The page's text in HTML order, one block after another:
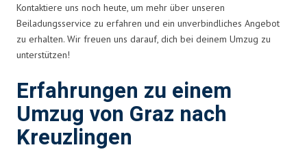
Kontaktiere uns noch heute, um mehr über unseren
Beiladungsservice zu erfahren und ein unverbindliches Angebot
zu erhalten. Wir freuen uns darauf, dich bei deinem Umzug zu
unterstützen!
Erfahrungen zu einem
Umzug von Graz nach
Kreuzlingen